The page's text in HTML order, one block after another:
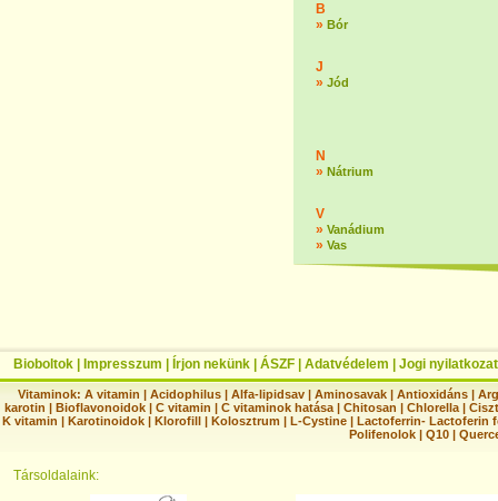
B
» Bór
J
» Jód
N
» Nátrium
V
» Vanádium
» Vas
Bioboltok Impresszum Írjon nekünk ÁSZF Adatvédelem Jogi nyilatkozat
Vitaminok: A vitamin |Acidophilus |Alfa-lipidsav |Aminosavak |Antioxidáns |
karotin | Bioflavonoidok | C vitamin | C vitaminok hatása | Chitosan | Chlorella |
K vitamin | Karotinoidok | Klorofill | Kolosztrum | L-Cystine | Lactoferrin- Lactoferin
Polifenolok |Q10 |
Társoldalaink: